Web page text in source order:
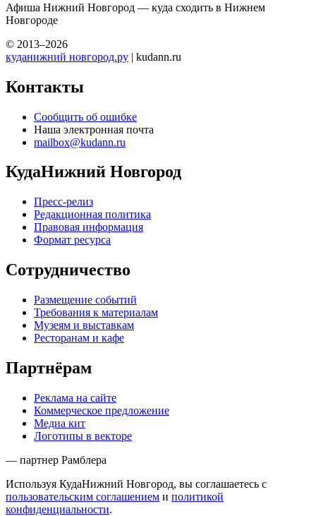
Афиша Нижний Новгород — куда сходить в Нижнем
Новгороде
© 2013–2026
куданижний новгород.ру | kudann.ru
Контакты
Сообщить об ошибке
Наша электронная почта
mailbox@kudann.ru
КудаНижний Новгород
Пресс-релиз
Редакционная политика
Правовая информация
Формат ресурса
Сотрудничество
Размещение событий
Требования к материалам
Музеям и выставкам
Ресторанам и кафе
Партнёрам
Реклама на сайте
Коммерческое предложение
Медиа кит
Логотипы в векторе
— партнер Рамблера
Используя КудаНижний Новгород, вы соглашаетесь с
пользовательским соглашением и политикой
конфиденциальности.